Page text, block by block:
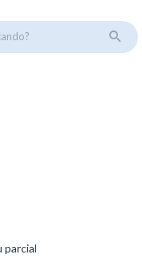
parcial